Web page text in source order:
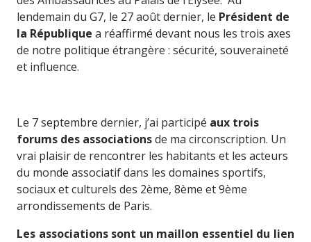
lendemain du G7, le 27 août dernier, le Président de
la République a réaffirmé devant nous les trois axes
de notre politique étrangère : sécurité, souveraineté
et influence.
Le 7 septembre dernier, j’ai participé aux trois
forums des associationsde ma circonscription. Un
vrai plaisir de rencontrer les habitants et les acteurs
du monde associatif dans les domaines sportifs,
sociaux et culturels des 2ème, 8ème et 9ème
arrondissements de Paris.
Les associations sont un maillon essentiel du lien